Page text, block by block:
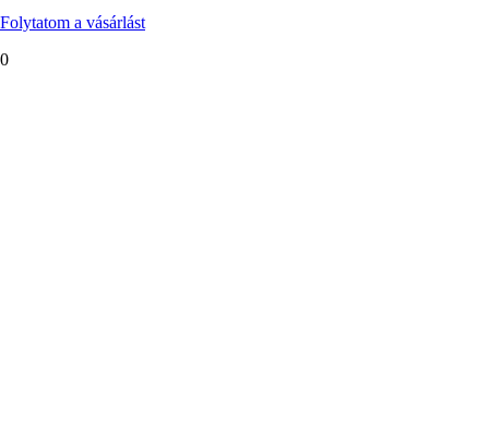
Folytatom a vásárlást
0